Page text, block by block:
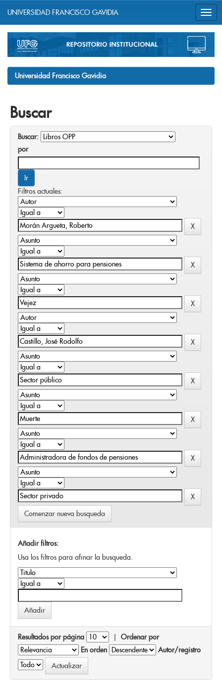
navigation
UNIVERSIDAD FRANCISCO GAVIDIA
Universidad Francisco Gavidia
Buscar
Buscar:
por
Filtros actuales:
Comenzar nueva busqueda
Añadir filtros:
Usa los filtros para afinar la busqueda.
Resultados por página | Ordenar por
En orden
Autor/registro